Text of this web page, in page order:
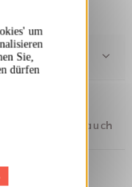
um
Sie,
dürfen
kauften auch